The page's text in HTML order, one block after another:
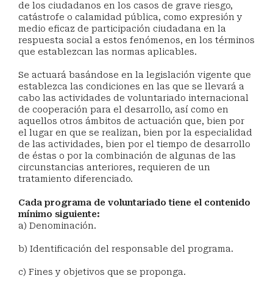
de los ciudadanos en los casos de grave riesgo,
catástrofe o calamidad pública, como expresión y
medio eficaz de participación ciudadana en la
respuesta social a estos fenómenos, en los términos
que establezcan las normas aplicables.
Se actuará basándose en la legislación vigente que
establezca las condiciones en las que se llevará a
cabo las actividades de voluntariado internacional
de cooperación para el desarrollo, así como en
aquellos otros ámbitos de actuación que, bien por
el lugar en que se realizan, bien por la especialidad
de las actividades, bien por el tiempo de desarrollo
de éstas o por la combinación de algunas de las
circunstancias anteriores, requieren de un
tratamiento diferenciado.
Cada programa de voluntariado tiene el contenido
mínimo siguiente:
a) Denominación.
b) Identificación del responsable del programa.
c) Fines y objetivos que se proponga.